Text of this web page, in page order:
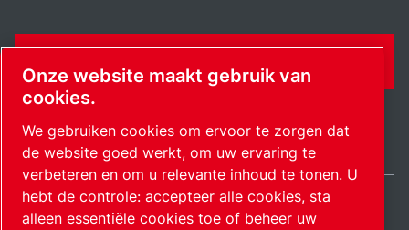
Netherlands / NL
Onze website maakt gebruik van
cookies.
We gebruiken cookies om ervoor te zorgen dat
de website goed werkt, om uw ervaring te
verbeteren en om u relevante inhoud te tonen. U
hebt de controle: accepteer alle cookies, sta
alleen essentiële cookies toe of beheer uw